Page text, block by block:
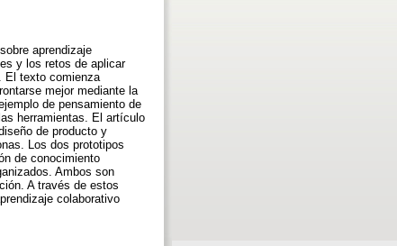
aprendizaje
y los retos de aplicar
El texto comienza
mejor mediante la
de pensamiento de
herramientas. El artículo
de producto y
Los dos prototipos
de conocimiento
Ambos son
A través de estos
colaborativo